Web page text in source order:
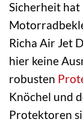
Sicherheit
Richa Air Jet
hier keine
robusten
Knöchel und
Protektoren